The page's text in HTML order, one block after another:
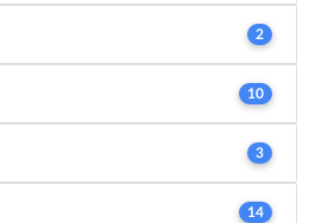
2
10
3
14